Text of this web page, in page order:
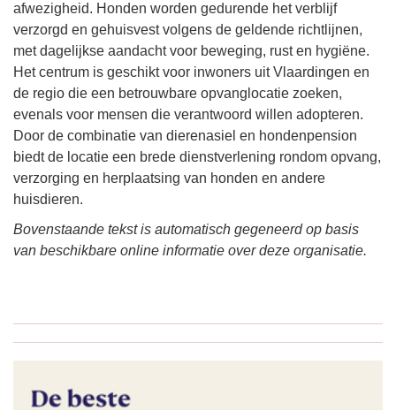
afwezigheid. Honden worden gedurende het verblijf
verzorgd en gehuisvest volgens de geldende richtlijnen,
met dagelijkse aandacht voor beweging, rust en hygiëne.
Het centrum is geschikt voor inwoners uit Vlaardingen en
de regio die een betrouwbare opvanglocatie zoeken,
evenals voor mensen die verantwoord willen adopteren.
Door de combinatie van dierenasiel en hondenpension
biedt de locatie een brede dienstverlening rondom opvang,
verzorging en herplaatsing van honden en andere
huisdieren.
Bovenstaande tekst is automatisch gegeneerd op basis
van beschikbare online informatie over deze organisatie.